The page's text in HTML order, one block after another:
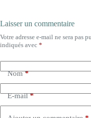
Laisser un commentaire
Votre adresse e-mail ne sera pas
indiqués avec *
Nom*
E-mail*